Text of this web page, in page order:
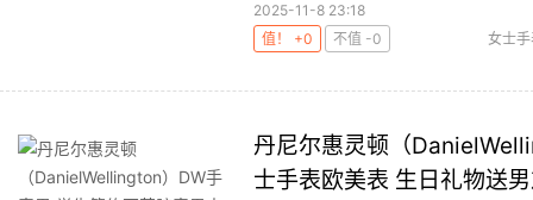
2025-11-8 23:18
值！ +0
不值 -0 女士
丹尼尔惠灵顿（
士手表欧美表 生日礼物送